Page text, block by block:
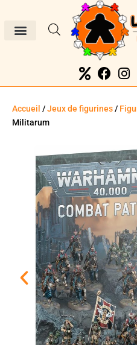
Accueil /Jeux de figurines/
Militarum